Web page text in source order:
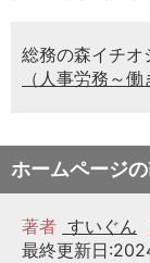
総務の森イチオ
（人事労務～働
ホームページ
著者 すいぐん
最終更新日